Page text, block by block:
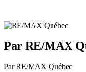
Par RE/MAX
Par RE/MAX Québec